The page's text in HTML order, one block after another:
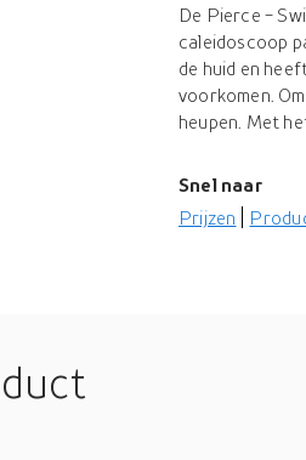
De Pierce -
caleidoscoop
de huid en
voorkomen.
heupen. Met
Snel naar
Prijzen